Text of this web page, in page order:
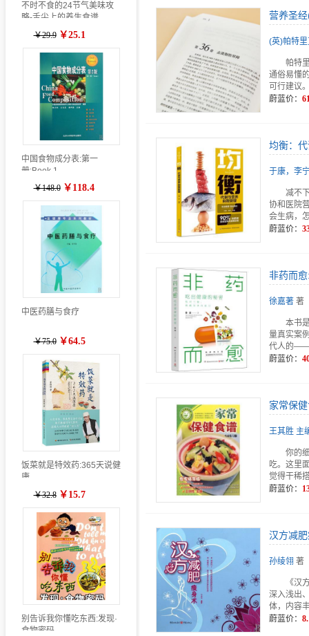
不时不食的24节气美味攻
略-舌尖上的养生食谱
￥29.9 ￥25.1
中国食物成分表:第一
册:Book 1
￥148.0 ￥118.4
中医药膳与食疗
￥75.0 ￥64.5
饭菜就是特效药:365天说健
康
￥32.8 ￥15.7
别告诉我你懂吃东西:发现·
食物密码
营养圣
(英)帕特
帕特
通俗易懂
可行建议
蔚蓝价：
均衡：
于康，李
减不
协和医院
会生病，
蔚蓝价：
非药而
徐嘉著 著
本书
量真实案
代人的——
蔚蓝价：
家常保
王其胜 主
你的
吃。这里
觉得干稀
蔚蓝价：
汉方减
孙绫翎 著
《汉
深入浅出
体，内容
蔚蓝价：